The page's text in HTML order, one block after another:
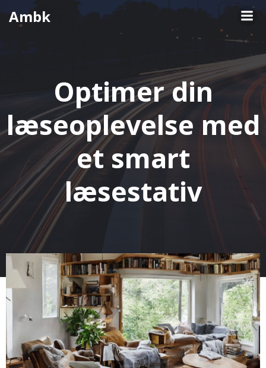
Videre
Ambk
Optimer din
læseoplevelse med
et smart
læsestativ